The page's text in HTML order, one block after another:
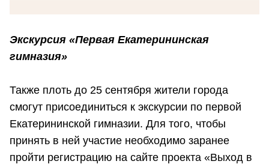
Экскурсия «Первая Екатерининская
гимназия»
Также плоть до 25 сентября жители города
смогут присоединиться к экскурсии по первой
Екатерининской гимназии. Для того, чтобы
принять в ней участие необходимо заранее
пройти регистрацию на сайте проекта «Выход в